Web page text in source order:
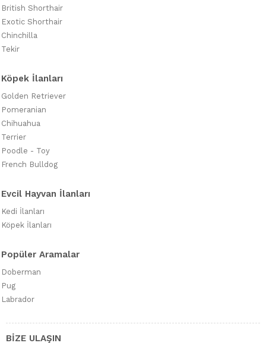
British Shorthair
Exotic Shorthair
Chinchilla
Tekir
Köpek İlanları
Golden Retriever
Pomeranian
Chihuahua
Terrier
Poodle - Toy
French Bulldog
Evcil Hayvan İlanları
Kedi İlanları
Köpek İlanları
Popüler Aramalar
Doberman
Pug
Labrador
BİZE ULAŞIN